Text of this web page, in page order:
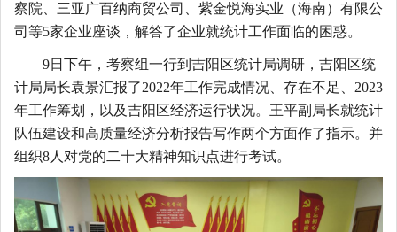
察院、三亚广百纳商贸公司、紫金悦海实业（海南）有限公
司等5家企业座谈， 解答了企业就统计工作面临的困惑。
9日下午， 考察组一行到吉阳区统计局调研， 吉阳区统
计局局长袁景汇报了2022年工作完成情况、存在不足、2023
年工作筹划，以及吉阳区经济运行状况。王平副局长就统计
队伍建设和高质量经济分析报告写作两个方面作了指示。 并
组织8人对党的二十大精神知识点进行考试。